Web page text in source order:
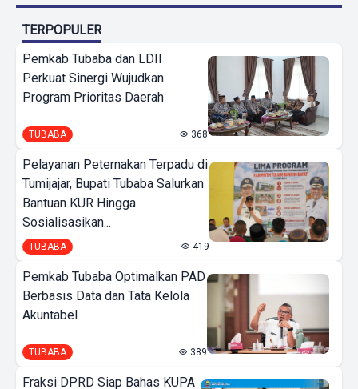
TERPOPULER
Pemkab Tubaba dan LDII
Perkuat Sinergi Wujudkan
Program Prioritas Daerah
TUBABA 368
Pelayanan Peternakan Terpadu di
Tumijajar, Bupati Tubaba Salurkan
Bantuan KUR Hingga
Sosialisasikan...
TUBABA 419
Pemkab Tubaba Optimalkan PAD
Berbasis Data dan Tata Kelola
Akuntabel
TUBABA 389
Fraksi DPRD Siap Bahas KUPA